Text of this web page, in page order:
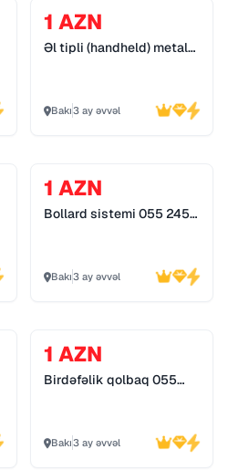
1 AZN
Əl tipli (handheld) metal
Bakı3 ay əvvəl
1 AZN
Bollard sistemi 055 245
Bakı3 ay əvvəl
1 AZN
Birdəfəlik qolbaq 055
Bakı3 ay əvvəl